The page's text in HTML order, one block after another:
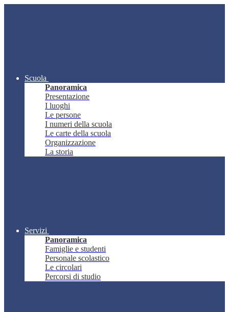
Scuola
Panoramica
Presentazione
I luoghi
Le persone
I numeri della scuola
Le carte della scuola
Organizzazione
La storia
Servizi
Panoramica
Famiglie e studenti
Personale scolastico
Le circolari
Percorsi di studio